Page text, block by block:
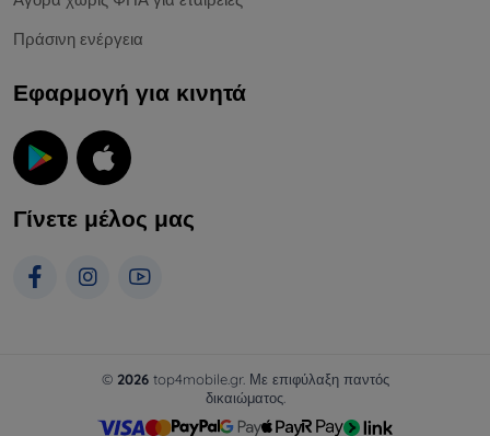
Πράσινη ενέργεια
Εφαρμογή για κινητά
Γίνετε μέλος μας
© 2026top4mobile.gr. Με επιφύλαξη παντός
δικαιώματος.